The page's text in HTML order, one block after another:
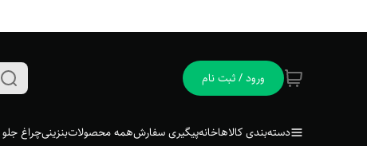
ورود / ثبت نام
دسته‌بندی کالاهاخانهپیگیری سفارشهمه محصولاتبنزینیچراغ جلو